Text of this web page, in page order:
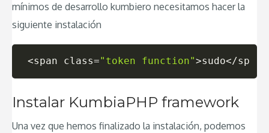
mínimos de desarrollo kumbiero necesitamos hacer la
siguiente instalación
<span class="token function">sudo</span
Instalar KumbiaPHP framework
Una vez que hemos finalizado la instalación, podemos